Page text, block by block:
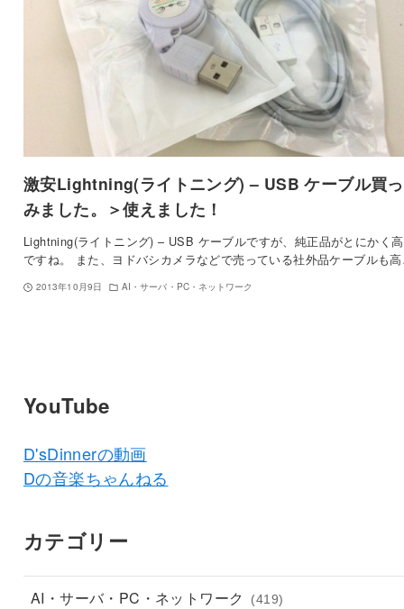
激安Lightning(ライトニング) – USB ケーブル買
みました。＞使えました！
Lightning(ライトニング) – USB ケーブルですが、純正品がとにかく
ですね。 また、ヨドバシカメラなどで売っている社外品ケーブルも
2013年10月9日 AI・サーバ・PC・ネットワーク
YouTube
D'sDinnerの動画
Dの音楽ちゃんねる
カテゴリー
AI・サーバ・PC・ネットワーク (419)